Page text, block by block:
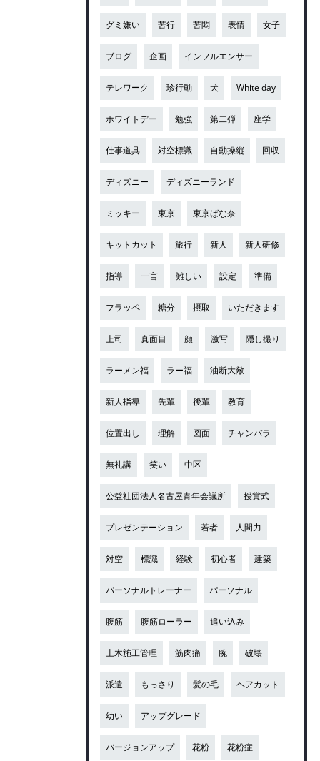
グミ嫌い 苦行 苦悶 表情 女子
ブログ 企画 インフルエンサー
テレワーク 珍行動 犬 White day
ホワイトデー 勉強 第二弾 座学
仕事道具 対空標識 自動操縦 回収
ディズニー ディズニーランド
ミッキー 東京 東京ばな奈
キットカット 旅行 新人 新人研修
指導 一言 難しい 設定 準備
フラッペ 糖分 摂取 いただきます
上司 真面目 顔 激写 隠し撮り
ラーメン福 ラー福 油断大敵
新人指導 先輩 後輩 教育
位置出し 理解 図面 チャンバラ
無礼講 笑い 中区
公益社団法人名古屋青年会議所 授賞式
プレゼンテーション 若者 人間力
対空 標識 経験 初心者 建築
パーソナルトレーナー パーソナル
腹筋 腹筋ローラー 追い込み
土木施工管理 筋肉痛 腕 破壊
派遣 もっさり 髪の毛 ヘアカット
幼い アップグレード
バージョンアップ 花粉 花粉症